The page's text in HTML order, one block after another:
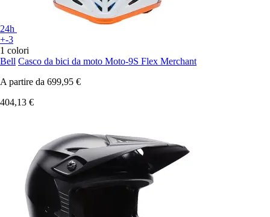
24h
+-3
1 colori
Bell Casco da bici da moto Moto-9S Flex Merchant
A partire da 699,95 €
404,13 €